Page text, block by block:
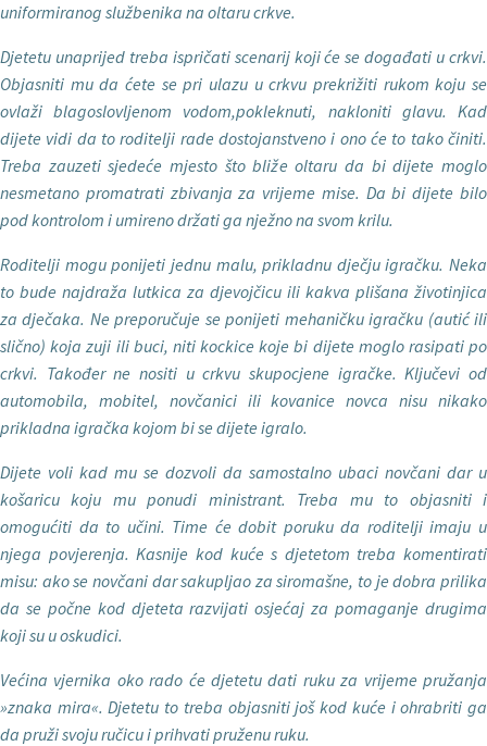
unifor­miranog službenika na oltaru crkve.
Djetetu unaprijed treba ispričati sce­narij koji će se događati u crkvi.
Objasni­ti mu da ćete se pri ulazu u crkvu prekri­žiti rukom koju se
ovlaži blagoslovljenom vodom,pokleknuti, nakloniti glavu. Kad
dijete vidi da to roditelji rade dostojan­stveno i ono će to tako činiti.
Treba zau­zeti sjedeće mjesto što bliže oltaru da bi dijete moglo
nesmetano promatrati zbi­vanja za vrijeme mise. Da bi dijete bilo
pod kontrolom i umireno držati ga nježno na svom krilu.
Roditelji mogu ponijeti jednu malu, prikladnu dječju igračku. Neka
to bude najdraža lutkica za djevojčicu ili kakva plišana životinjica
za dječaka. Ne pre­poručuje se ponijeti mehaničku igračku (autić ili
slično) koja zuji ili buci, niti kockice koje bi dijete moglo rasipati po
crkvi. Također ne nositi u crkvu skupocjene igračke. Ključevi od
automobila, mobitel, novčanici ili ko­vanice novca nisu nikako
prikladna igračka kojom bi se dijete igralo.
Dijete voli kad mu se dozvoli da sa­mostalno ubaci novčani dar u
košaricu koju mu ponudi ministrant. Treba mu to objasniti i
omogućiti da to učini. Time će dobit poruku da roditelji imaju u
njega povjerenja. Kasnije kod kuće s djetetom treba komentirati
misu: ako se novčani dar sakupljao za siromašne, to je dobra prilika
da se počne kod dje­teta razvijati osjećaj za pomaganje drugima
koji su u oskudici.
Većina vjernika oko rado će djetetu dati ruku za vrijeme pružanja
»znaka mira«. Djetetu to treba objasniti još kod kuće i ohrabriti ga
da pruži svoju ručicu i prihvati pruženu ruku.